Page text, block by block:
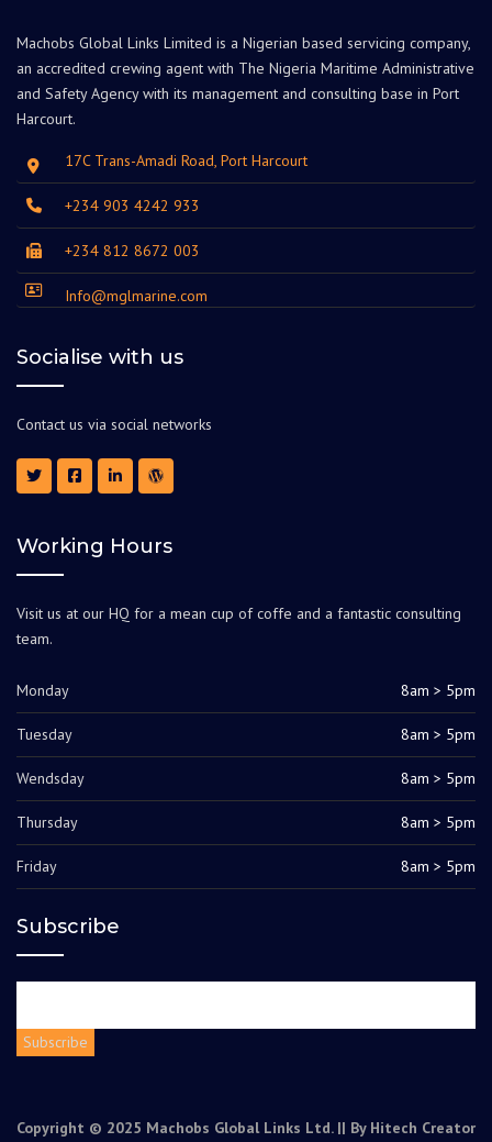
Machobs Global Links Limited is a Nigerian based servicing company,
an accredited crewing agent with The Nigeria Maritime Administrative
and Safety Agency with its management and consulting base in Port
Harcourt.
17C Trans-Amadi Road, Port Harcourt
+234 903 4242 933
+234 812 8672 003
Info@mglmarine.com
Socialise with us
Contact us via social networks
Working Hours
Visit us at our HQ for a mean cup of coffe and a fantastic consulting
team.
Monday 8am > 5pm
Tuesday 8am > 5pm
Wendsday 8am > 5pm
Thursday 8am > 5pm
Friday 8am > 5pm
Subscribe
Copyright © 2025 Machobs Global Links Ltd. || By Hitech Creator